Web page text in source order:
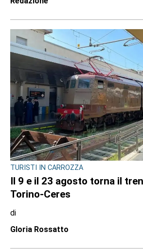
TURISTI IN CARROZZA
Il 9 e il 23 agosto torna il
Torino-Ceres
di
Gloria Rossatto